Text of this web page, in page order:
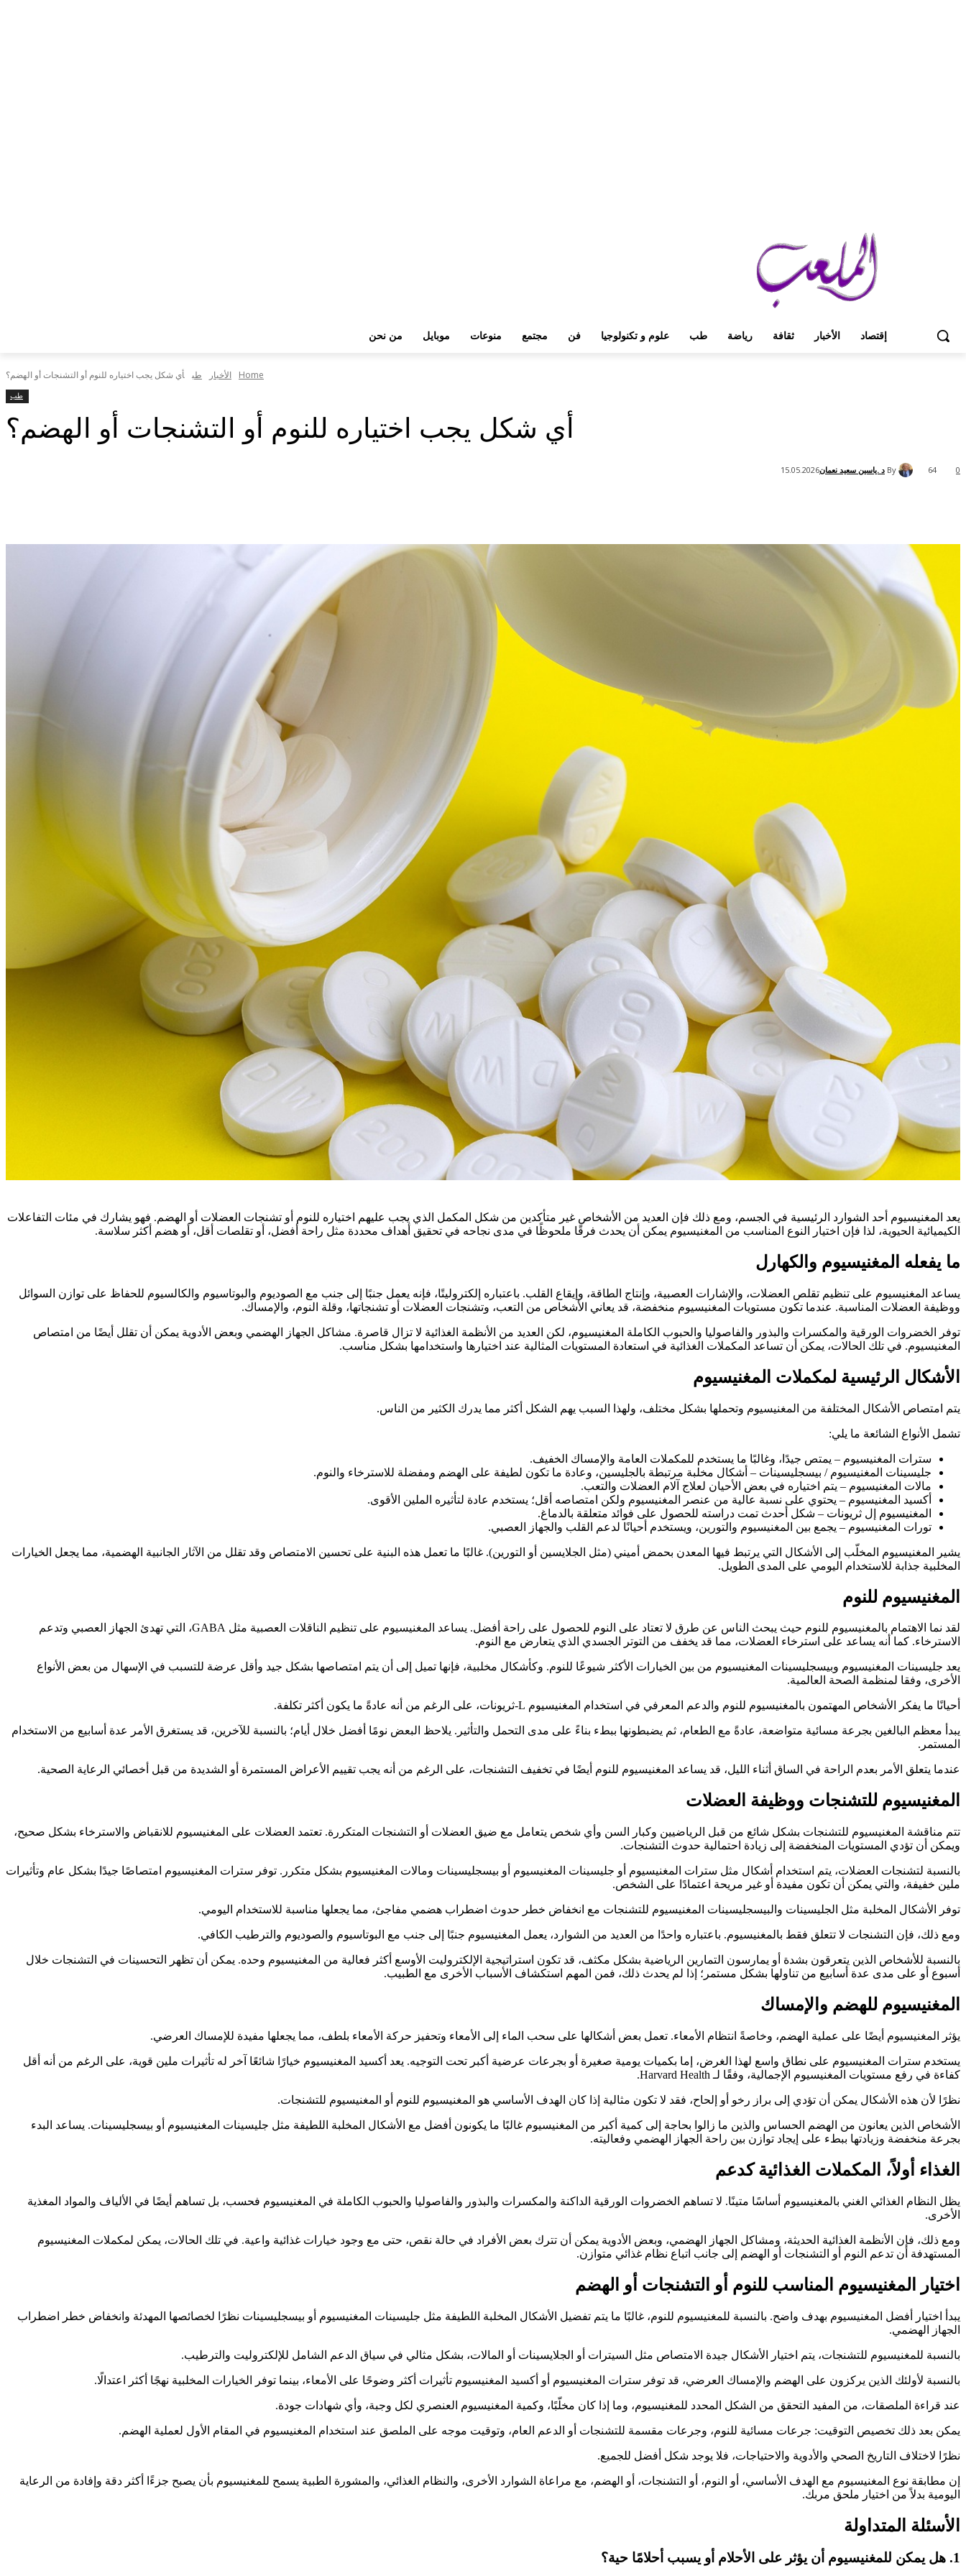
إقتصاد الأخبار ثقافة رياضة طب علوم و تكنولوجيا فن مجتمع منوعات موبايل من نحن
Home الأخبار طب أي شكل يجب اختياره للنوم أو التشنجات أو الهضم؟
طب
أي شكل يجب اختياره للنوم أو التشنجات أو الهضم؟
By د .ياسين سعيد نعمان15.05.2026 0
64
يعد المغنيسيوم أحد الشوارد الرئيسية في الجسم، ومع ذلك فإن العديد من الأشخاص غير متأكدين من شكل المكمل الذي يجب عليهم اختياره للنوم أو تشنجات العضلات أو الهضم. فهو يشارك في مئات التفاعلات
الكيميائية الحيوية، لذا فإن اختيار النوع المناسب من المغنيسيوم يمكن أن يحدث فرقًا ملحوظًا في مدى نجاحه في تحقيق أهداف محددة مثل راحة أفضل، أو تقلصات أقل، أو هضم أكثر سلاسة.
ما يفعله المغنيسيوم والكهارل
يساعد المغنيسيوم على تنظيم تقلص العضلات، والإشارات العصبية، وإنتاج الطاقة، وإيقاع القلب. باعتباره إلكتروليتًا، فإنه يعمل جنبًا إلى جنب مع الصوديوم والبوتاسيوم والكالسيوم للحفاظ على توازن السوائل
ووظيفة العضلات المناسبة. عندما تكون مستويات المغنيسيوم منخفضة، قد يعاني الأشخاص من التعب، وتشنجات العضلات أو تشنجاتها، وقلة النوم، والإمساك.
توفر الخضروات الورقية والمكسرات والبذور والفاصوليا والحبوب الكاملة المغنيسيوم، لكن العديد من الأنظمة الغذائية لا تزال قاصرة. مشاكل الجهاز الهضمي وبعض الأدوية يمكن أن تقلل أيضًا من امتصاص
المغنيسيوم. في تلك الحالات، يمكن أن تساعد المكملات الغذائية في استعادة المستويات المثالية عند اختيارها واستخدامها بشكل مناسب.
الأشكال الرئيسية لمكملات المغنيسيوم
يتم امتصاص الأشكال المختلفة من المغنيسيوم وتحملها بشكل مختلف، ولهذا السبب يهم الشكل أكثر مما يدرك الكثير من الناس.
تشمل الأنواع الشائعة ما يلي:
سترات المغنيسيوم – يمتص جيدًا، وغالبًا ما يستخدم للمكملات العامة والإمساك الخفيف.
جليسينات المغنيسيوم / بيسجليسينات – أشكال مخلبة مرتبطة بالجليسين، وعادة ما تكون لطيفة على الهضم ومفضلة للاسترخاء والنوم.
مالات المغنيسيوم – يتم اختياره في بعض الأحيان لعلاج آلام العضلات والتعب.
أكسيد المغنيسيوم – يحتوي على نسبة عالية من عنصر المغنيسيوم ولكن امتصاصه أقل؛ يستخدم عادة لتأثيره الملين الأقوى.
المغنيسيوم إل ثريونات – شكل أحدث تمت دراسته للحصول على فوائد متعلقة بالدماغ.
تورات المغنيسيوم – يجمع بين المغنيسيوم والتورين، ويستخدم أحيانًا لدعم القلب والجهاز العصبي.
يشير المغنيسيوم المخلّب إلى الأشكال التي يرتبط فيها المعدن بحمض أميني (مثل الجلايسين أو التورين). غالبًا ما تعمل هذه البنية على تحسين الامتصاص وقد تقلل من الآثار الجانبية الهضمية، مما يجعل الخيارات
المخلبية جذابة للاستخدام اليومي على المدى الطويل.
المغنيسيوم للنوم
لقد نما الاهتمام بالمغنيسيوم للنوم حيث يبحث الناس عن طرق لا تعتاد على النوم للحصول على راحة أفضل. يساعد المغنيسيوم على تنظيم الناقلات العصبية مثل GABA، التي تهدئ الجهاز العصبي وتدعم
الاسترخاء. كما أنه يساعد على استرخاء العضلات، مما قد يخفف من التوتر الجسدي الذي يتعارض مع النوم.
يعد جليسينات المغنيسيوم وبيسجليسينات المغنيسيوم من بين الخيارات الأكثر شيوعًا للنوم. وكأشكال مخلبية، فإنها تميل إلى أن يتم امتصاصها بشكل جيد وأقل عرضة للتسبب في الإسهال من بعض الأنواع
الأخرى، وفقا لمنظمة الصحة العالمية.
أحيانًا ما يفكر الأشخاص المهتمون بالمغنيسيوم للنوم والدعم المعرفي في استخدام المغنيسيوم L-ثريونات، على الرغم من أنه عادةً ما يكون أكثر تكلفة.
يبدأ معظم البالغين بجرعة مسائية متواضعة، عادةً مع الطعام، ثم يضبطونها ببطء بناءً على مدى التحمل والتأثير. يلاحظ البعض نومًا أفضل خلال أيام؛ بالنسبة للآخرين، قد يستغرق الأمر عدة أسابيع من الاستخدام
المستمر.
عندما يتعلق الأمر بعدم الراحة في الساق أثناء الليل، قد يساعد المغنيسيوم للنوم أيضًا في تخفيف التشنجات، على الرغم من أنه يجب تقييم الأعراض المستمرة أو الشديدة من قبل أخصائي الرعاية الصحية.
المغنيسيوم للتشنجات ووظيفة العضلات
تتم مناقشة المغنيسيوم للتشنجات بشكل شائع من قبل الرياضيين وكبار السن وأي شخص يتعامل مع ضيق العضلات أو التشنجات المتكررة. تعتمد العضلات على المغنيسيوم للانقباض والاسترخاء بشكل صحيح،
ويمكن أن تؤدي المستويات المنخفضة إلى زيادة احتمالية حدوث التشنجات.
بالنسبة لتشنجات العضلات، يتم استخدام أشكال مثل سترات المغنيسيوم أو جليسينات المغنيسيوم أو بيسجليسينات ومالات المغنيسيوم بشكل متكرر. توفر سترات المغنيسيوم امتصاصًا جيدًا بشكل عام وتأثيرات
ملين خفيفة، والتي يمكن أن تكون مفيدة أو غير مريحة اعتمادًا على الشخص.
توفر الأشكال المخلبة مثل الجليسينات والبيسجليسينات المغنيسيوم للتشنجات مع انخفاض خطر حدوث اضطراب هضمي مفاجئ، مما يجعلها مناسبة للاستخدام اليومي.
ومع ذلك، فإن التشنجات لا تتعلق فقط بالمغنيسيوم. باعتباره واحدًا من العديد من الشوارد، يعمل المغنيسيوم جنبًا إلى جنب مع البوتاسيوم والصوديوم والترطيب الكافي.
بالنسبة للأشخاص الذين يتعرقون بشدة أو يمارسون التمارين الرياضية بشكل مكثف، قد تكون استراتيجية الإلكتروليت الأوسع أكثر فعالية من المغنيسيوم وحده. يمكن أن تظهر التحسينات في التشنجات خلال
أسبوع أو على مدى عدة أسابيع من تناولها بشكل مستمر؛ إذا لم يحدث ذلك، فمن المهم استكشاف الأسباب الأخرى مع الطبيب.
المغنيسيوم للهضم والإمساك
يؤثر المغنيسيوم أيضًا على عملية الهضم، وخاصةً انتظام الأمعاء. تعمل بعض أشكالها على سحب الماء إلى الأمعاء وتحفيز حركة الأمعاء بلطف، مما يجعلها مفيدة للإمساك العرضي.
يستخدم سترات المغنيسيوم على نطاق واسع لهذا الغرض، إما بكميات يومية صغيرة أو بجرعات عرضية أكبر تحت التوجيه. يعد أكسيد المغنيسيوم خيارًا شائعًا آخر له تأثيرات ملين قوية، على الرغم من أنه أقل
كفاءة في رفع مستويات المغنيسيوم الإجمالية، وفقًا لـ Harvard Health.
نظرًا لأن هذه الأشكال يمكن أن تؤدي إلى براز رخو أو إلحاح، فقد لا تكون مثالية إذا كان الهدف الأساسي هو المغنيسيوم للنوم أو المغنيسيوم للتشنجات.
الأشخاص الذين يعانون من الهضم الحساس والذين ما زالوا بحاجة إلى كمية أكبر من المغنيسيوم غالبًا ما يكونون أفضل مع الأشكال المخلبة اللطيفة مثل جليسينات المغنيسيوم أو بيسجليسينات. يساعد البدء
بجرعة منخفضة وزيادتها ببطء على إيجاد توازن بين راحة الجهاز الهضمي وفعاليته.
الغذاء أولاً، المكملات الغذائية كدعم
يظل النظام الغذائي الغني بالمغنيسيوم أساسًا متينًا. لا تساهم الخضروات الورقية الداكنة والمكسرات والبذور والفاصوليا والحبوب الكاملة في المغنيسيوم فحسب، بل تساهم أيضًا في الألياف والمواد المغذية
الأخرى.
ومع ذلك، فإن الأنظمة الغذائية الحديثة، ومشاكل الجهاز الهضمي، وبعض الأدوية يمكن أن تترك بعض الأفراد في حالة نقص، حتى مع وجود خيارات غذائية واعية. في تلك الحالات، يمكن لمكملات المغنيسيوم
المستهدفة أن تدعم النوم أو التشنجات أو الهضم إلى جانب اتباع نظام غذائي متوازن.
اختيار المغنيسيوم المناسب للنوم أو التشنجات أو الهضم
يبدأ اختيار أفضل المغنيسيوم بهدف واضح. بالنسبة للمغنيسيوم للنوم، غالبًا ما يتم تفضيل الأشكال المخلبة اللطيفة مثل جليسينات المغنيسيوم أو بيسجليسينات نظرًا لخصائصها المهدئة وانخفاض خطر اضطراب
الجهاز الهضمي.
بالنسبة للمغنيسيوم للتشنجات، يتم اختيار الأشكال جيدة الامتصاص مثل السيترات أو الجلايسينات أو المالات، بشكل مثالي في سياق الدعم الشامل للإلكتروليت والترطيب.
بالنسبة لأولئك الذين يركزون على الهضم والإمساك العرضي، قد توفر سترات المغنيسيوم أو أكسيد المغنيسيوم تأثيرات أكثر وضوحًا على الأمعاء، بينما توفر الخيارات المخلبية نهجًا أكثر اعتدالًا.
عند قراءة الملصقات، من المفيد التحقق من الشكل المحدد للمغنيسيوم، وما إذا كان مخلّبًا، وكمية المغنيسيوم العنصري لكل وجبة، وأي شهادات جودة.
يمكن بعد ذلك تخصيص التوقيت: جرعات مسائية للنوم، وجرعات مقسمة للتشنجات أو الدعم العام، وتوقيت موجه على الملصق عند استخدام المغنيسيوم في المقام الأول لعملية الهضم.
نظرًا لاختلاف التاريخ الصحي والأدوية والاحتياجات، فلا يوجد شكل أفضل للجميع.
إن مطابقة نوع المغنيسيوم مع الهدف الأساسي، أو النوم، أو التشنجات، أو الهضم، مع مراعاة الشوارد الأخرى، والنظام الغذائي، والمشورة الطبية يسمح للمغنيسيوم بأن يصبح جزءًا أكثر دقة وإفادة من الرعاية
اليومية بدلاً من اختيار ملحق مربك.
الأسئلة المتداولة
1. هل يمكن للمغنيسيوم أن يؤثر على الأحلام أو يسبب أحلامًا حية؟